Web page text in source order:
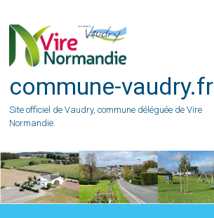
content
commune-vaudry.fr
Site officiel de Vaudry, commune déléguée de Vire
Normandie.